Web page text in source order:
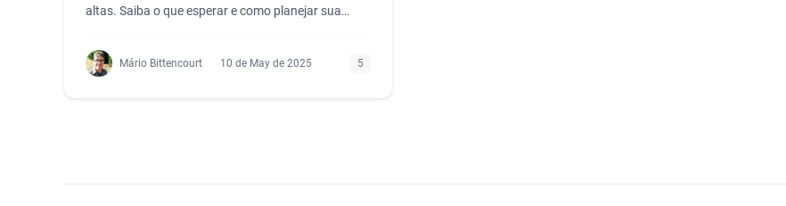
altas. Saiba o que esperar e como planejar sua
Mário Bittencourt 10 de May de 2025 5